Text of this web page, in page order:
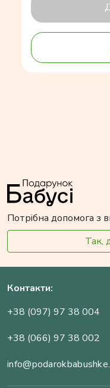
Потрібна допомога з
Так,
Контакти:
+38 (097) 97 38 004
+38 (066) 97 38 002